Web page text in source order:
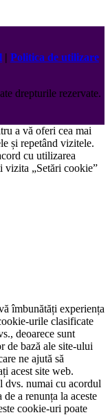
| Politica de utilizare
drepturile rezervate.
a vă oferi cea mai
și repetând vizitele.
cu utilizarea
vizita „Setări cookie”
îmbunătăți experiența
urile clasificate
deoarece sunt
de bază ale site-ului
ne ajută să
acest site web.
dvs. numai cu acordul
a renunța la aceste
cookie-uri poate